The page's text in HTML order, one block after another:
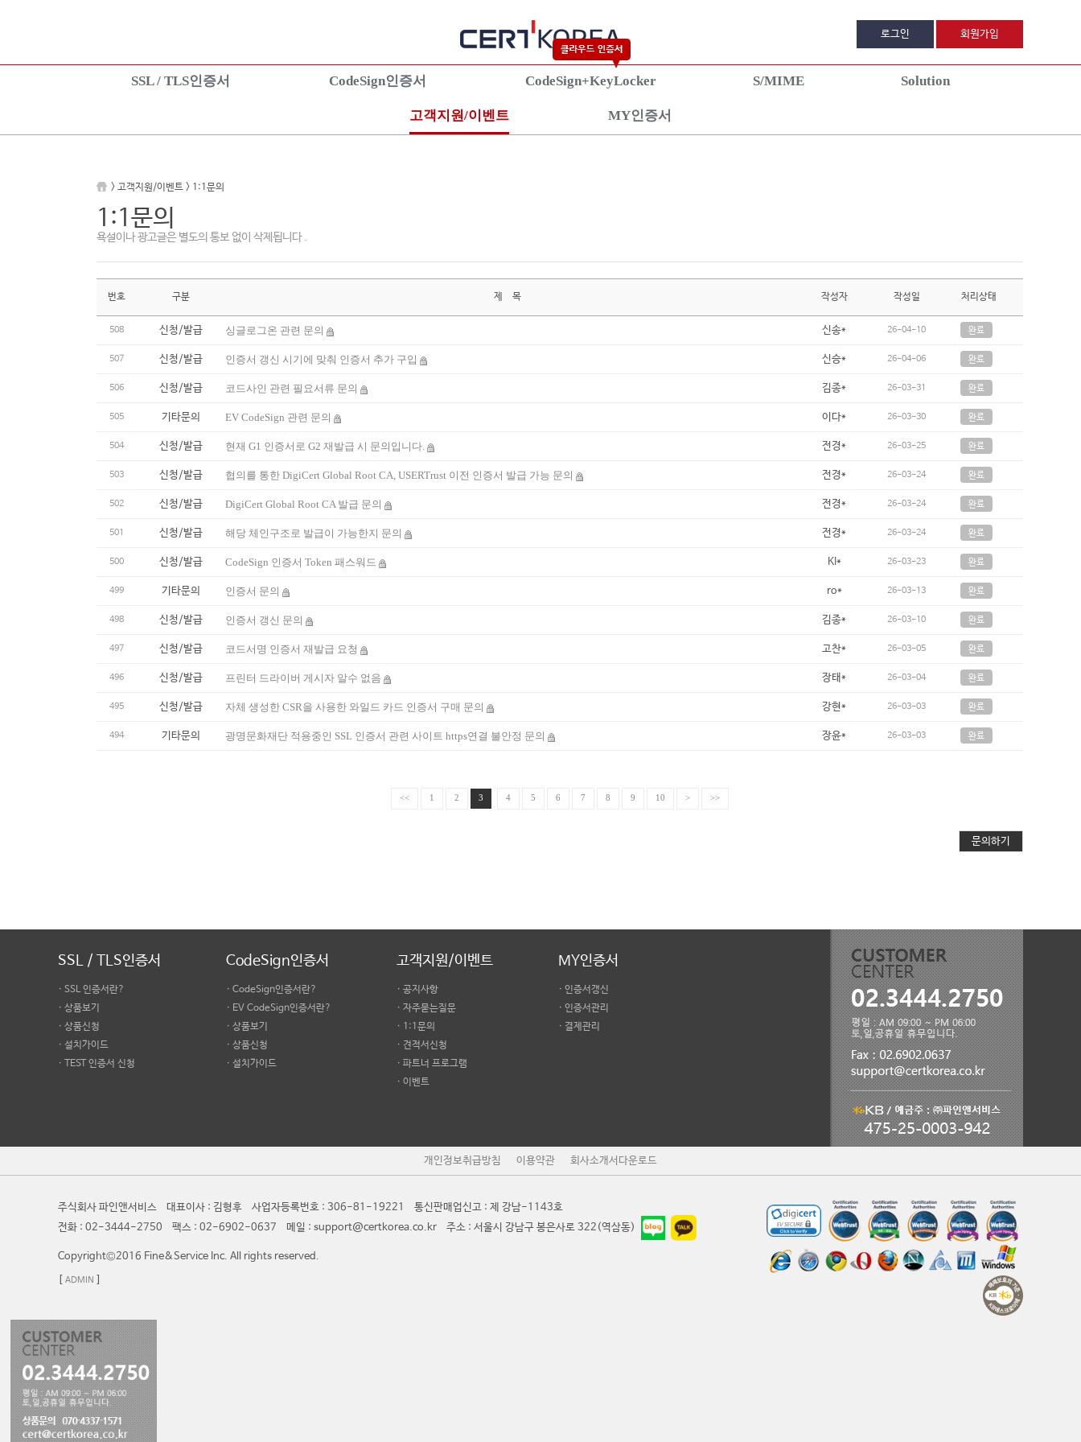
로그인 회원가입
SSL / TLS인증서 CodeSign인증서 CodeSign+KeyLocker S/MIME Solution
고객지원/이벤트 MY인증서
설치가이드
TEST 인증서 신청
KeyLocker란?
> 고객지원/이벤트 > 1:1문의
1:1문의
욕설이나 광고글은 별도의 통보 없이 삭제됩니다 .
번호 구분 제 목 작성자 작성일 처리상태
508 신청/발급 싱글로그온 관련 문의 신송* 26-04-10 완료
507 신청/발급 인증서 갱신 시기에 맞춰 인증서 추가 구입 신승* 26-04-06 완료
506 신청/발급 코드사인 관련 필요서류 문의 김종* 26-03-31 완료
505 기타문의 EV CodeSign 관련 문의 이다* 26-03-30 완료
504 신청/발급 현재 G1 인증서로 G2 재발급 시 문의입니다. 전경* 26-03-25 완료
503 신청/발급 협의를 통한 DigiCert Global Root CA, USERTrust 이전 인증서 발급 가능 문의 전경* 26-03-24 완료
502 신청/발급 DigiCert Global Root CA 발급 문의 전경* 26-03-24 완료
501 신청/발급 해당 체인구조로 발급이 가능한지 문의 전경* 26-03-24 완료
500 신청/발급 CodeSign 인증서 Token 패스워드 KI* 26-03-23 완료
499 기타문의 인증서 문의 ro* 26-03-13 완료
498 신청/발급 인증서 갱신 문의 김종* 26-03-10 완료
497 신청/발급 코드서명 인증서 재발급 요청 고찬* 26-03-05 완료
496 신청/발급 프린터 드라이버 게시자 알수 없음 장태* 26-03-04 완료
495 신청/발급 자체 생성한 CSR을 사용한 와일드 카드 인증서 구매 문의 강현* 26-03-03 완료
494 기타문의 광명문화재단 적용중인 SSL 인증서 관련 사이트 https연결 불안정 문의 장윤* 26-03-03 완료
<< 1 2 3 4 5 6 7 8 9 10 > >>
문의하기
SSL / TLS인증서
· SSL 인증서란?
· 상품보기
· 상품신청
· 설치가이드
· TEST 인증서 신청
CodeSign인증서
· CodeSign인증서란?
· EV CodeSign인증서란?
· 상품보기
· 상품신청
· 설치가이드
고객지원/이벤트
· 공지사항
· 자주묻는질문
· 1:1문의
· 견적서신청
· 파트너 프로그램
· 이벤트
MY인증서
· 인증서갱신
· 인증서관리
· 결제관리
개인정보취급방침 이용약관 회사소개서다운로드
주식회사 파인앤서비스 대표이사 : 김형후 사업자등록번호 : 306-81-19221 통신판매업신고 : 제 강남-1143호
전화 : 02-3444-2750 팩스 : 02-6902-0637 메일 : support@certkorea.co.kr 주소 : 서울시 강남구 봉은사로 322(역삼동)
Copyright©2016 Fine&Service Inc. All rights reserved.
ADMIN Click to open certificate verification